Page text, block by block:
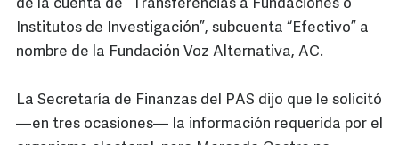
de la cuenta de “Transferencias a Fundaciones o
Institutos de Investigación”, subcuenta “Efectivo” a
nombre de la Fundación Voz Alternativa, AC.
La Secretaría de Finanzas del PAS dijo que le solicitó
—en tres ocasiones— la información requerida por el